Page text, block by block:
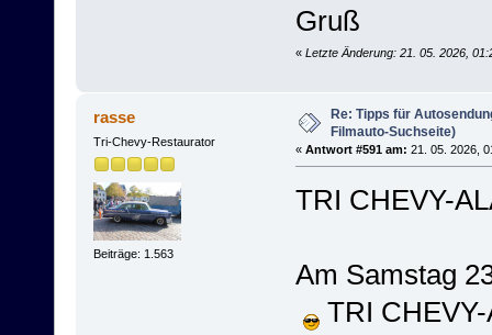
Gruß
« Letzte Änderung: 21. 05. 2026,
rasse
Tri-Chevy-Restaurator
Beiträge: 1.563
Re: Tipps für
Filmauto-Suchseite)
« Antwort #591 am: 21. 05. 2026,
TRI CHEVY-
Am Samstag
TRI CHEVY-